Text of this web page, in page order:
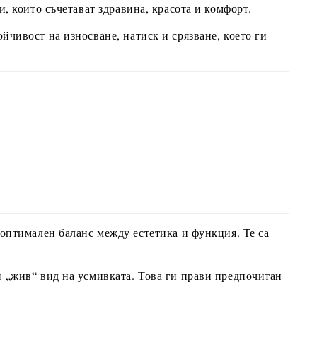
които съчетаватздравина, красота и комфорт.
на износване, натиск и срязване, което ги
баланс между естетика и функция. Те са
вид на усмивката. Това ги прави предпочитан